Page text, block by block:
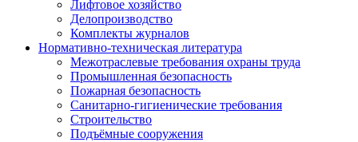
Лифтовое хозяйство
Делопроизводство
Комплекты журналов
Нормативно-техническая литература
Межотраслевые требования охраны труда
Промышленная безопасность
Пожарная безопасность
Санитарно-гигиенические требования
Строительство
Подъёмные сооружения